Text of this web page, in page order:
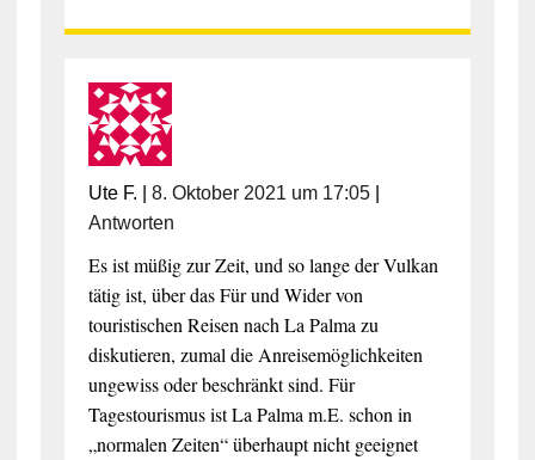
Ute F. 8. Oktober 2021 um 17:05|
Antworten
Es ist müßig zur Zeit, und so lange der Vulkan
tätig ist, über das Für und Wider von
touristischen Reisen nach La Palma zu
diskutieren, zumal die Anreisemöglichkeiten
ungewiss oder beschränkt sind. Für
Tagestourismus ist La Palma m.E. schon in
„normalen Zeiten“ überhaupt nicht geeignet